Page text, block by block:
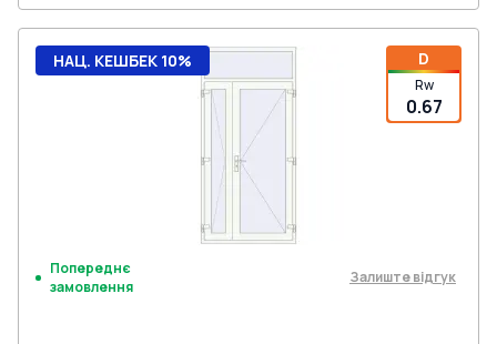
D
Rw
0.67
НАЦ. КЕШБЕК 10%
Попереднє
замовлення
Залиште відгук